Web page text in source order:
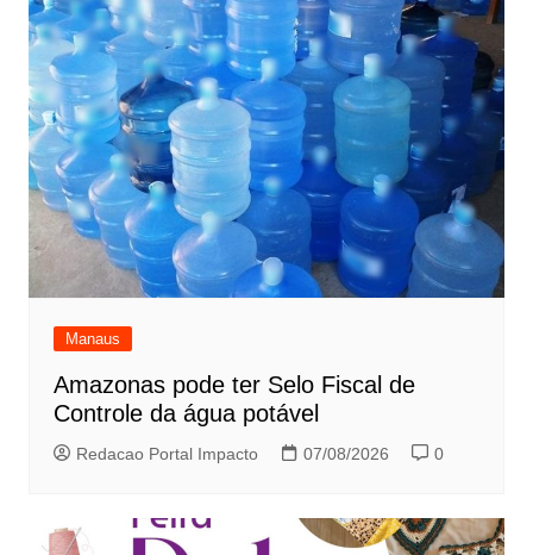
Manaus
Amazonas pode ter Selo Fiscal de
Controle da água potável
Redacao Portal Impacto 07/08/2026 0